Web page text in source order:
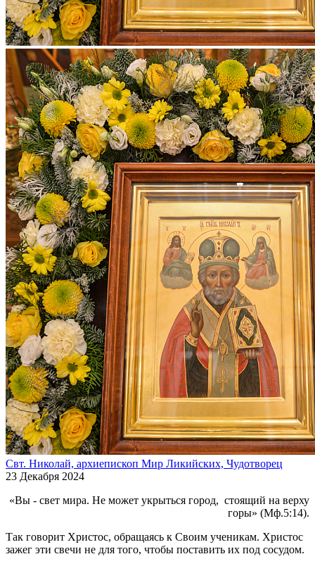
Свт. Николай, архиепископ Мир Ликийских, Чудотворец
23 Декабря 2024
«Вы - свет мира. Не может укрыться город, стоящий на верху
горы» (Мф.5:14).
Так говорит Христос, обращаясь к Своим ученикам. Христос
зажег эти свечи не для того, чтобы поставить их под сосудом.